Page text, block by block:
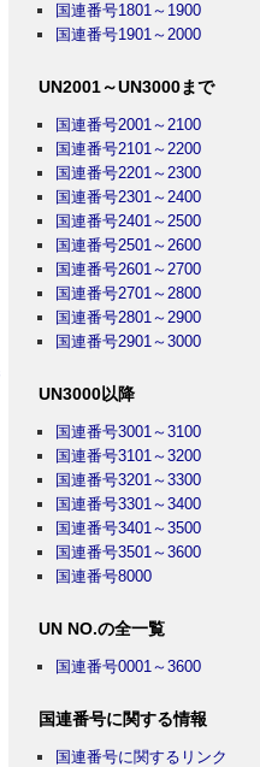
国連番号1801～1900
国連番号1901～2000
UN2001～UN3000まで
国連番号2001～2100
国連番号2101～2200
国連番号2201～2300
国連番号2301～2400
国連番号2401～2500
国連番号2501～2600
国連番号2601～2700
国連番号2701～2800
国連番号2801～2900
国連番号2901～3000
UN3000以降
国連番号3001～3100
国連番号3101～3200
国連番号3201～3300
国連番号3301～3400
国連番号3401～3500
国連番号3501～3600
国連番号8000
UN NO.の全一覧
国連番号0001～3600
国連番号に関する情報
国連番号に関するリンク